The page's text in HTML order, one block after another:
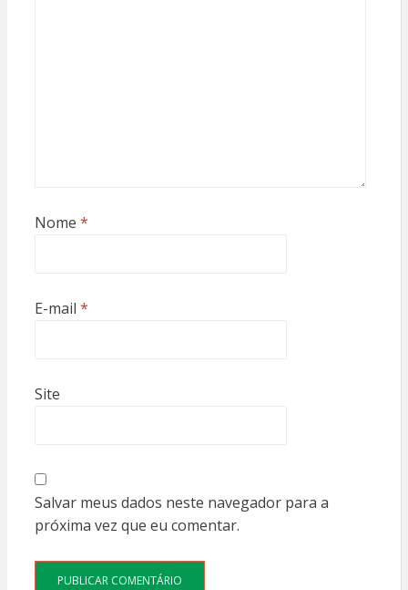
Nome *
E-mail *
Site
Salvar meus dados neste navegador para a
próxima vez que eu comentar.